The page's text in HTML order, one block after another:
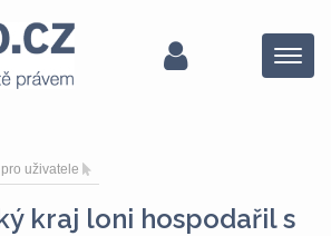
Menu
uživatele
kraj loni hospodařil s